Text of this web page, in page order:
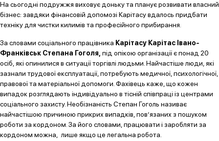
На сьогодні подружжя виховує доньку та планує розвивати власний
бізнес: завдяки фінансовій допомозі Карітасу вдалось придбати
техніку для чистки килимів та професійного прибирання.
За словами соціального працівника Карітасу Карітас Івано-
Франківськ Степана Гоголя, під опікою організації є понад 20
осіб, які опинилися в ситуації торгівлі людьми. Найчастіше люди, які
зазнали трудової експлуатації, потребують медичної, психологічної,
правової та матеріальної допомоги. Фахівець каже, що кожен
випадок розглядають індивідуально в тісній співпраці із центрами
соціального захисту. Необізнаність Степан Гоголь називає
найчастішою причиною прикрих випадків, пов’язаних з пошуком
роботи за кордоном. За його словами, працювати і заробляти за
кордоном можна, лише якщо це легальна робота.